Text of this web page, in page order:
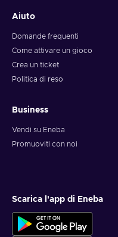
Aiuto
Domande frequenti
Come attivare un gioco
Crea un ticket
Politica di reso
Business
Vendi su Eneba
Promuoviti con noi
Scarica l'app di Eneba